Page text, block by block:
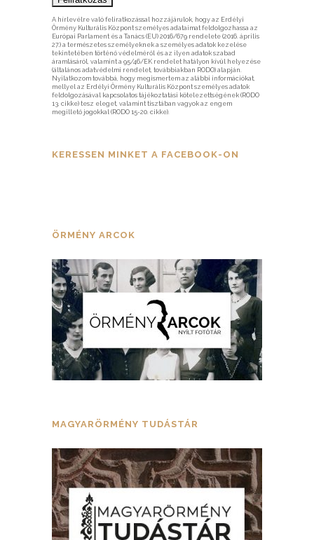
A hírlevélre való feliratkozással hozzájárulok, hogy az Erdélyi
Örmény Kulturális Központ személyes adataimat feldolgozhassa az
Európai Parlament és a Tanács (EU) 2016/679 rendelete (2016. április
27.) a természetes személyeknek a személyes adatok kezelése
tekintetében történő védelméről és az ilyen adatok szabad
áramlásáról, valamint a 95/46/EK rendelet hatályon kívül helyezése
(általános adatvédelmi rendelet, továbbiakban RODO) alapján.
Nyilatkozom továbbá, hogy megismertem az alábbi információkat,
mellyel az Erdélyi Örmény Kulturális Központ személyes adatok
feldolgozásával kapcsolatos tájékoztatási kötelezettségének (RODO
13. cikke) tesz eleget, valamint tisztában vagyok az engem
megillető jogokkal (RODO 15-20. cikke).
KERESSEN MINKET A FACEBOOK-ON
ÖRMÉNY ARCOK
MAGYARÖRMÉNY TUDÁSTÁR